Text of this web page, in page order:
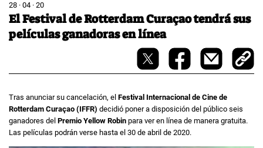
28 · 04 · 20
El Festival de Rotterdam Curaçao tendrá sus
películas ganadoras en línea
Tras anunciar su cancelación, el Festival Internacional de Cine de
Rotterdam Curaçao (IFFR) decidió poner a disposición del público seis
ganadores del Premio Yellow Robin para ver en línea de manera gratuita.
Las películas podrán verse hasta el 30 de abril de 2020.